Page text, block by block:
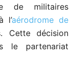
de militaires
l’aérodrome de
Cette décision
le partenariat